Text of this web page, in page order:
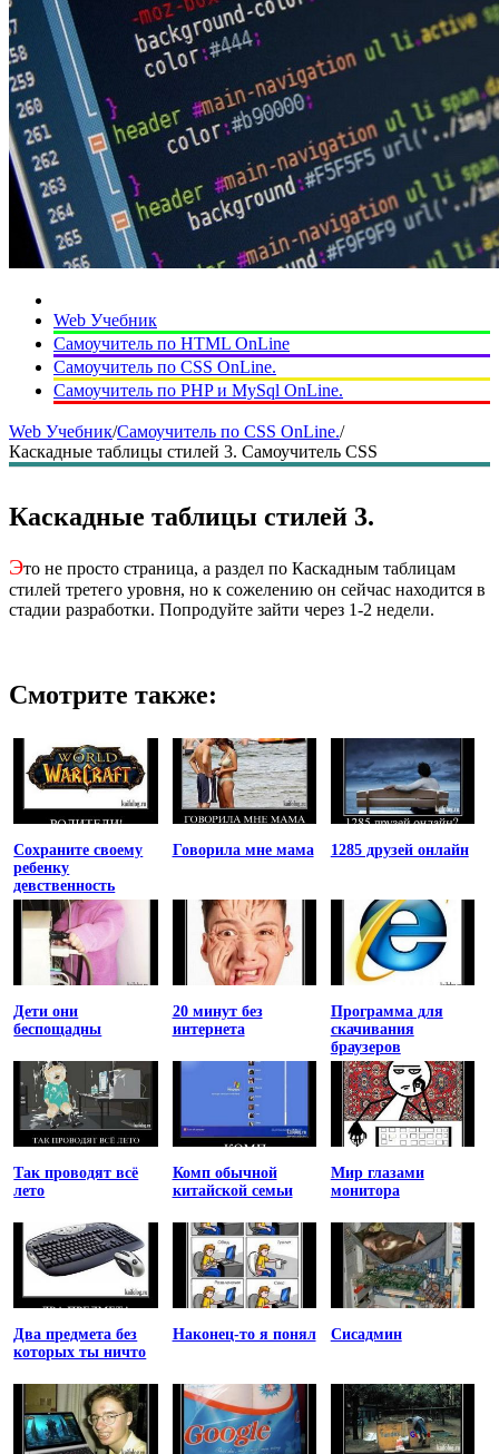
Web Учебник
Самоучитель по HTML OnLine
Самоучитель по CSS OnLine.
Самоучитель по PHP и MySql OnLine.
Web Учебник/Самоучитель по CSS OnLine./
Каскадные таблицы стилей 3. Самоучитель CSS
Каскадные таблицы стилей 3.
Это не просто страница, а раздел по Каскадным таблицам
стилей третего уровня, но к сожелению он сейчас находится в
стадии разработки. Попродуйте зайти через 1-2 недели.
Смотрите также:
Сохраните своему
ребенку
девственность
Говорила мне мама 1285 друзей онлайн
Дети они
беспощадны
20 минут без
интернета
Программа для
скачивания
браузеров
Так проводят всё
лето
Комп обычной
китайской семьи
Мир глазами
монитора
Два предмета без
которых ты ничто
Наконец-то я понял Сисадмин